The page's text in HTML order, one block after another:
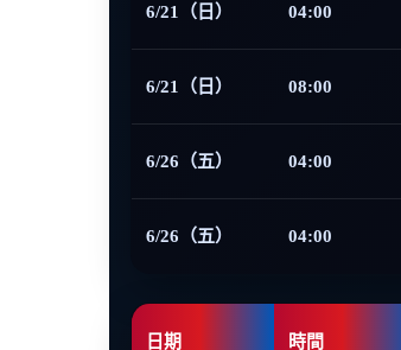
6/21（日） 04:00
6/21（日） 08:00
6/26（五） 04:00
6/26（五） 04:00
日期 時間